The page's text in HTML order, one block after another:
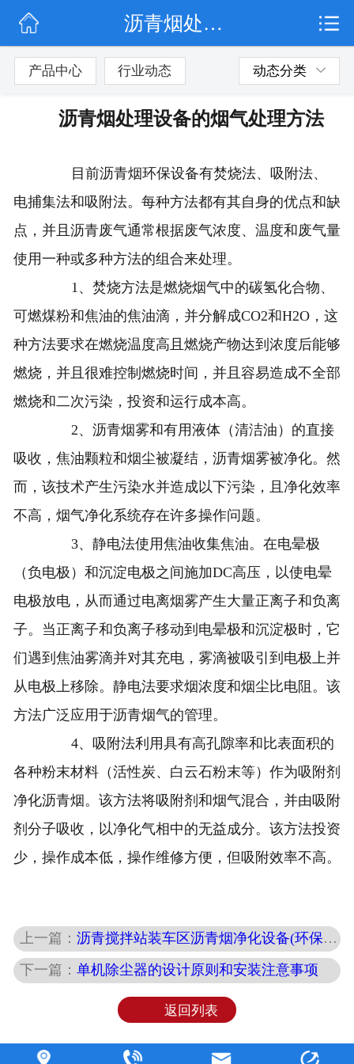
公司简介
联系我们
沥青烟处理设备的烟气处理方法
产品中心 行业动态 动态分类
沥青烟处理设备的烟气处理方法
目前沥青烟环保设备有焚烧法、吸附法、
电捕集法和吸附法。每种方法都有其自身的优点和缺
点，并且沥青废气通常根据废气浓度、温度和废气量
使用一种或多种方法的组合来处理。
1、焚烧方法是燃烧烟气中的碳氢化合物、
可燃煤粉和焦油的焦油滴，并分解成CO2和H2O，这
种方法要求在燃烧温度高且燃烧产物达到浓度后能够
燃烧，并且很难控制燃烧时间，并且容易造成不全部
燃烧和二次污染，投资和运行成本高。
2、沥青烟雾和有用液体（清洁油）的直接
吸收，焦油颗粒和烟尘被凝结，沥青烟雾被净化。然
而，该技术产生污染水并造成以下污染，且净化效率
不高，烟气净化系统存在许多操作问题。
3、静电法使用焦油收集焦油。在电晕极
（负电极）和沉淀电极之间施加DC高压，以使电晕
电极放电，从而通过电离烟雾产生大量正离子和负离
子。当正离子和负离子移动到电晕极和沉淀极时，它
们遇到焦油雾滴并对其充电，雾滴被吸引到电极上并
从电极上移除。静电法要求烟浓度和烟尘比电阻。该
方法广泛应用于沥青烟气的管理。
4、吸附法利用具有高孔隙率和比表面积的
各种粉末材料（活性炭、白云石粉末等）作为吸附剂
净化沥青烟。该方法将吸附剂和烟气混合，并由吸附
剂分子吸收，以净化气相中的无益成分。该方法投资
少，操作成本低，操作维修方便，但吸附效率不高。
上一篇：沥青搅拌站装车区沥青烟净化设备(环保设备烟气治理技术)
下一篇：单机除尘器的设计原则和安装注意事项
返回列表